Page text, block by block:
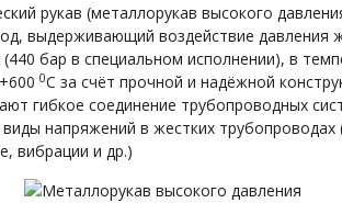
рукав (металлорукав высокого
выдерживающий воздействие давления
бар в специальном исполнении), в
0С за счёт прочной и надёжной
гибкое соединение трубопроводных
напряжений в жестких трубопроводах
вибрации и др.)